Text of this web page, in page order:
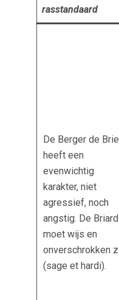
rasstandaard
De Berger de Brie
heeft een
evenwichtig
karakter, niet
agressief, noch
angstig. De Briard
moet wijs en
onverschrokken
(sage et hardi).